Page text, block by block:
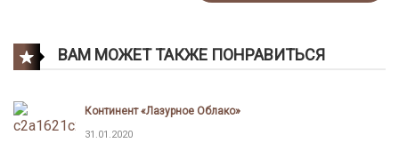
ВАМ МОЖЕТ ТАКЖЕ ПОНРАВИТЬСЯ
Континент «Лазурное Облако»
31.01.2020